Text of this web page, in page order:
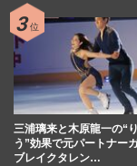
三浦璃来と木原龍一の“
う”効果で元パートナー
ブレイクタレン…